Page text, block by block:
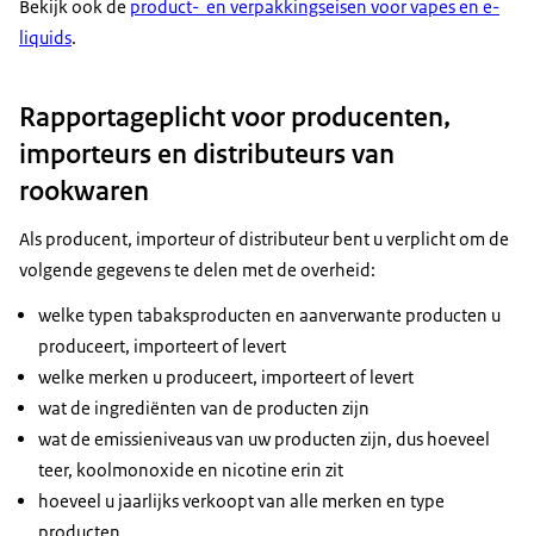
Bekijk ook de product- en verpakkingseisen voor vapes en e-
liquids.
Rapportageplicht voor producenten,
importeurs en distributeurs van
rookwaren
Als producent, importeur of distributeur bent u verplicht om de
volgende gegevens te delen met de overheid:
welke typen tabaksproducten en aanverwante producten u
produceert, importeert of levert
welke merken u produceert, importeert of levert
wat de ingrediënten van de producten zijn
wat de emissieniveaus van uw producten zijn, dus hoeveel
teer, koolmonoxide en nicotine erin zit
hoeveel u jaarlijks verkoopt van alle merken en type